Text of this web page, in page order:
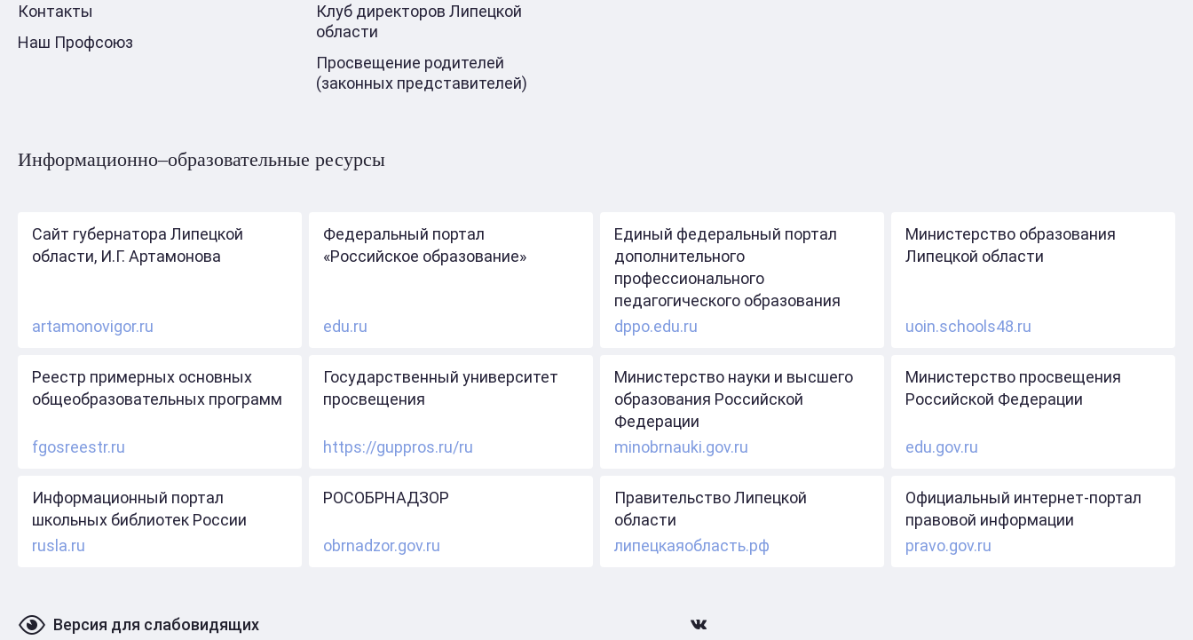
Контакты
Наш Профсоюз
Клуб директоров Липецкой
области
Просвещение родителей
(законных представителей)
Информационно–образовательные ресурсы
Сайт губернатора Липецкой
области, И.Г. Артамонова
artamonovigor.ru
Федеральный портал
«Российское образование»
edu.ru
Единый федеральный портал
дополнительного
профессионального
педагогического образования
dppo.edu.ru
Министерство образования
Липецкой области
uoin.schools48.ru
Реестр примерных основных
общеобразовательных программ
fgosreestr.ru
Государственный университет
просвещения
https://guppros.ru/ru
Министерство науки и высшего
образования Российской
Федерации
minobrnauki.gov.ru
Министерство просвещения
Российской Федерации
edu.gov.ru
Информационный портал
школьных библиотек России
rusla.ru
РОСОБРНАДЗОР
obrnadzor.gov.ru
Правительство Липецкой
области
липецкаяобласть.рф
Официальный интернет-портал
правовой информации
pravo.gov.ru
Версия для слабовидящих